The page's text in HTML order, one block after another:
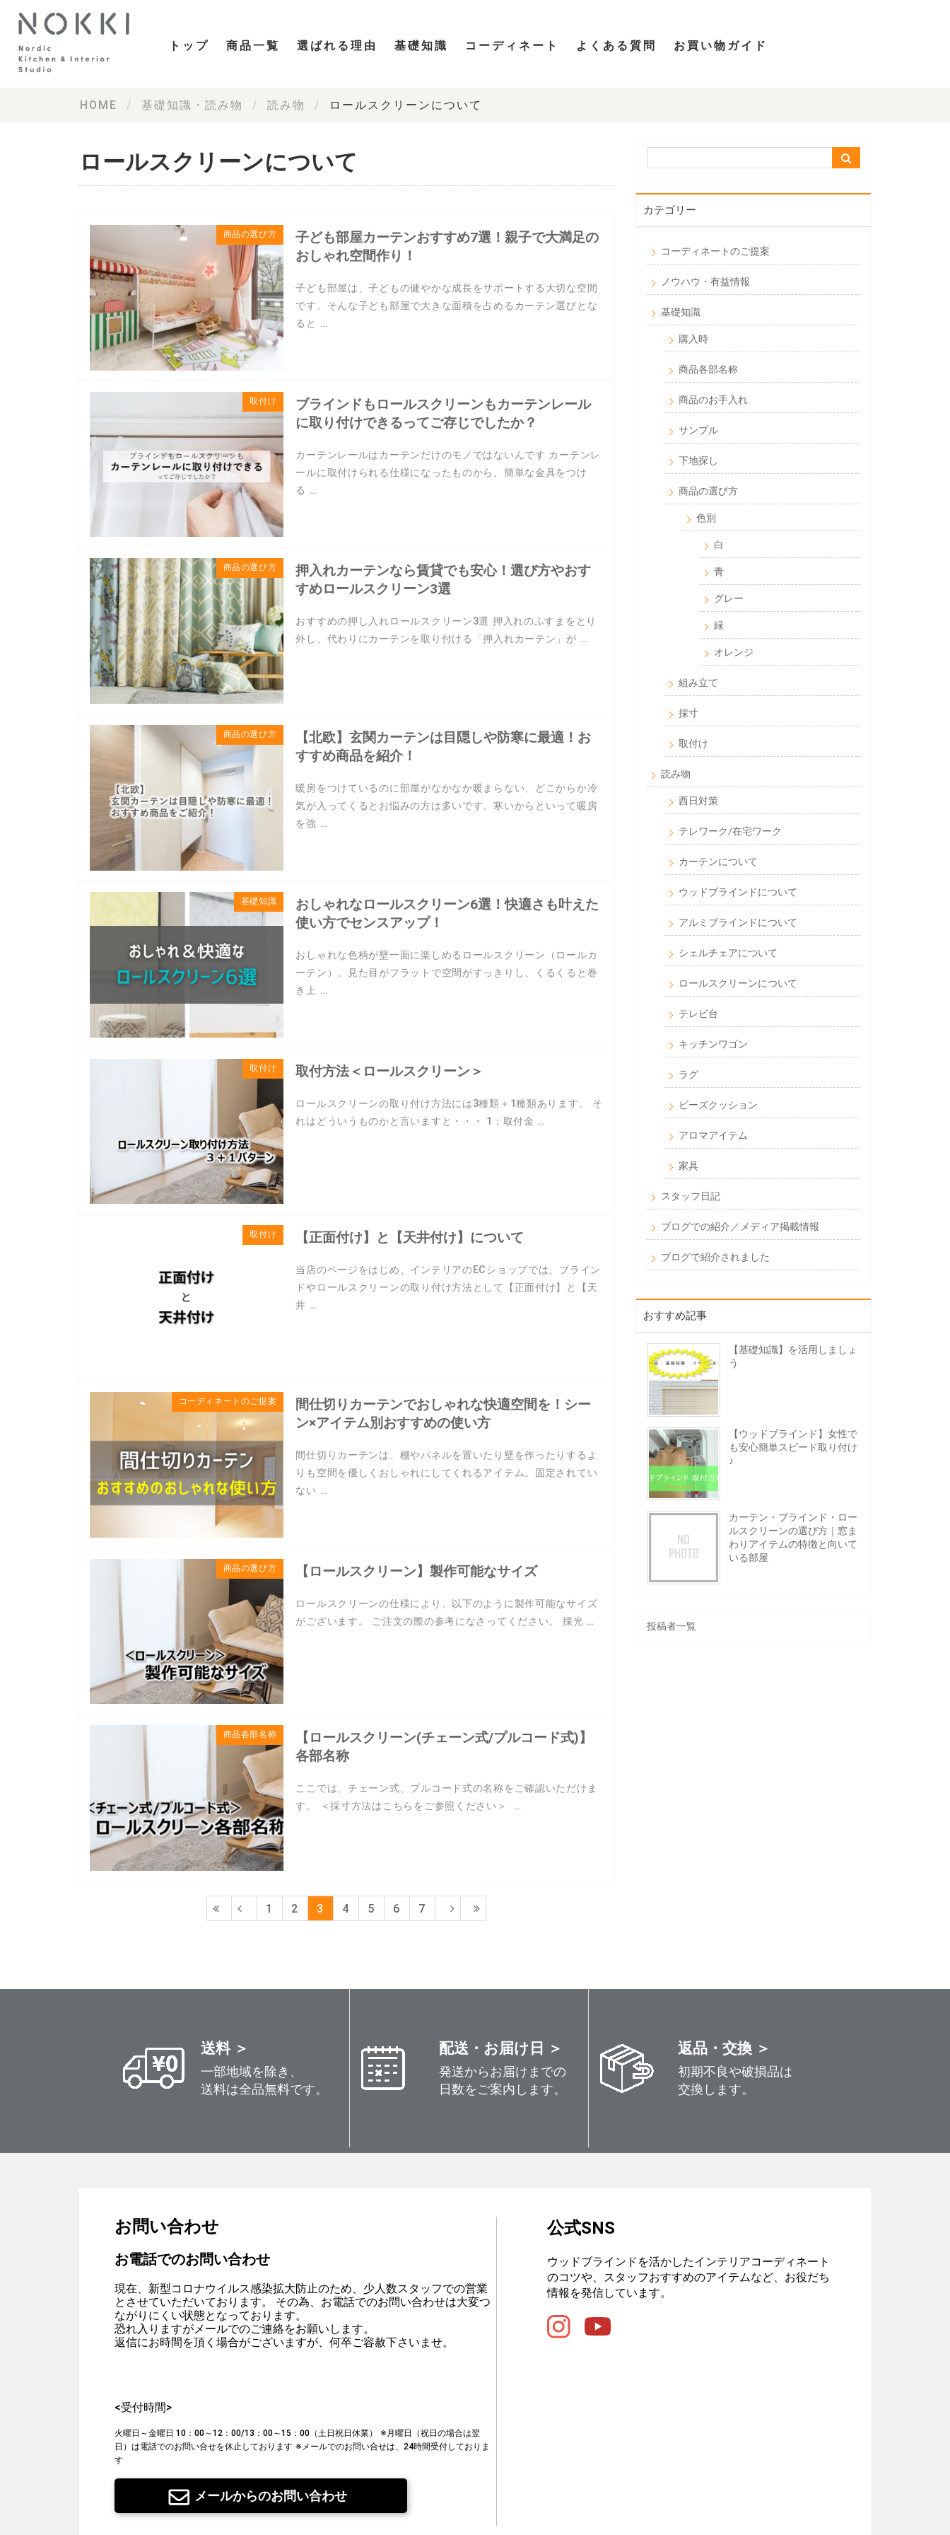
トップ 商品一覧 選ばれる理由 基礎知識 コーディネート よくある質問 お買い物ガイド
HOME 基礎知識・読み物 読み物 ロールスクリーンについて
ロールスクリーンについて
商品の選び方
子ども部屋カーテンおすすめ7選！親子で大満足の
おしゃれ空間作り！
子ども部屋は、子どもの健やかな成長をサポートする大切な空間
です。そんな子ども部屋で大きな面積を占めるカーテン選びとな
ると …
取付け
ブラインドもロールスクリーンもカーテンレール
に取り付けできるってご存じでしたか？
カーテンレールはカーテンだけのモノではないんです カーテンレ
ールに取付けられる仕様になったものから、簡単な金具をつけ
る …
商品の選び方
押入れカーテンなら賃貸でも安心！選び方やおす
すめロールスクリーン3選
おすすめの押し入れロールスクリーン3選 押入れのふすまをとり
外し、代わりにカーテンを取り付ける「押入れカーテン」が …
商品の選び方
【北欧】玄関カーテンは目隠しや防寒に最適！お
すすめ商品を紹介！
暖房をつけているのに部屋がなかなか暖まらない、どこからか冷
気が入ってくるとお悩みの方は多いです。寒いからといって暖房
を強 …
基礎知識
おしゃれなロールスクリーン6選！快適さも叶えた
使い方でセンスアップ！
おしゃれな色柄が壁一面に楽しめるロールスクリーン（ロールカ
ーテン）。見た目がフラットで空間がすっきりし、くるくると巻
き上 …
取付け 取付方法＜ロールスクリーン＞
ロールスクリーンの取り付け方法には3種類＋1種類あります。 そ
れはどういうものかと言いますと・・・ 1：取付金 …
取付け 【正面付け】と【天井付け】について
当店のページをはじめ、インテリアのECショップでは、ブライン
ドやロールスクリーンの取り付け方法として【正面付け】と【天
井 …
コーディネートのご提案
間仕切りカーテンでおしゃれな快適空間を！シー
ン×アイテム別おすすめの使い方
間仕切りカーテンは、棚やパネルを置いたり壁を作ったりするよ
りも空間を優しくおしゃれにしてくれるアイテム。固定されてい
ない …
商品の選び方 【ロールスクリーン】製作可能なサイズ
ロールスクリーンの仕様により、以下のように製作可能なサイズ
がございます。 ご注文の際の参考になさってください。 採光 …
商品各部名称
【ロールスクリーン(チェーン式/プルコード式)】
各部名称
ここでは、チェーン式、プルコード式の名称をご確認いただけま
す。 ＜採寸方法はこちらをご参照ください＞ …
1 2 3 4 5 6 7
カテゴリー
コーディネートのご提案
ノウハウ・有益情報
基礎知識
購入時
商品各部名称
商品のお手入れ
サンプル
下地探し
商品の選び方
色別
白
青
グレー
緑
オレンジ
組み立て
採寸
取付け
読み物
西日対策
テレワーク/在宅ワーク
カーテンについて
ウッドブラインドについて
アルミブラインドについて
シェルチェアについて
ロールスクリーンについて
テレビ台
キッチンワゴン
ラグ
ビーズクッション
アロマアイテム
家具
スタッフ日記
ブログでの紹介／メディア掲載情報
ブログで紹介されました
おすすめ記事
【基礎知識】を活用しましょ
う
【ウッドブラインド】女性で
も安心簡単スピード取り付け
♪
カーテン・ブラインド・ロー
ルスクリーンの選び方｜窓ま
わりアイテムの特徴と向いて
いる部屋
投稿者一覧
送料 ＞
一部地域を除き、
送料は全品無料です。
配送・お届け日 ＞
発送からお届けまでの
日数をご案内します。
返品・交換 ＞
初期不良や破損品は
交換します。
お問い合わせ
お電話でのお問い合わせ
現在、新型コロナウイルス感染拡大防止のため、少人数スタッフでの営業
とさせていただいております。 その為、お電話でのお問い合わせは大変つ
ながりにくい状態となっております。
恐れ入りますがメールでのご連絡をお願いします。
返信にお時間を頂く場合がございますが、何卒ご容赦下さいませ。
<受付時間>
火曜日～金曜日 10：00～12：00/13：00～15：00（土日祝日休業）
※月曜日（祝日の場合は翌
日）は電話でのお問い合せを休止しております ※メールでのお問い合せは、24時間受付しておりま
す
メールからのお問い合わせ
公式SNS
ウッドブラインドを活かしたインテリアコーディネート
のコツや、スタッフおすすめのアイテムなど、お役だち
情報を発信しています。